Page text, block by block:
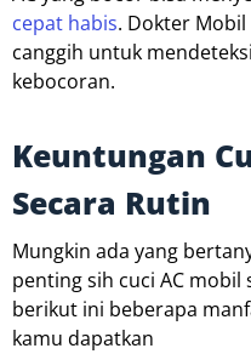
cepat habis. Dokter
canggih untuk
kebocoran.
Keuntungan
Secara Rutin
Mungkin ada yang
penting sih cuci AC mobil
berikut ini beberapa
kamu dapatkan